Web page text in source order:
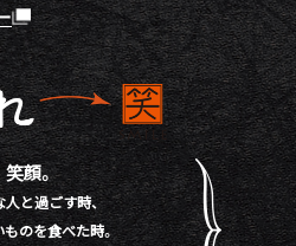
笑顔。
と過ごす時、
のを食べた時。